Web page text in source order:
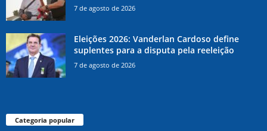
7 de agosto de 2026
Eleições 2026: Vanderlan Cardoso define
suplentes para a disputa pela reeleição
7 de agosto de 2026
Categoria popular